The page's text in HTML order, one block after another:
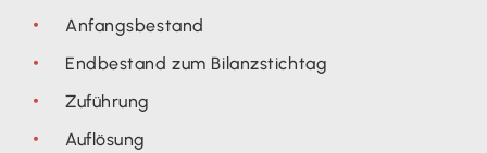
Anfangsbestand
Endbestand zum Bilanzstichtag
Zuführung
Auflösung